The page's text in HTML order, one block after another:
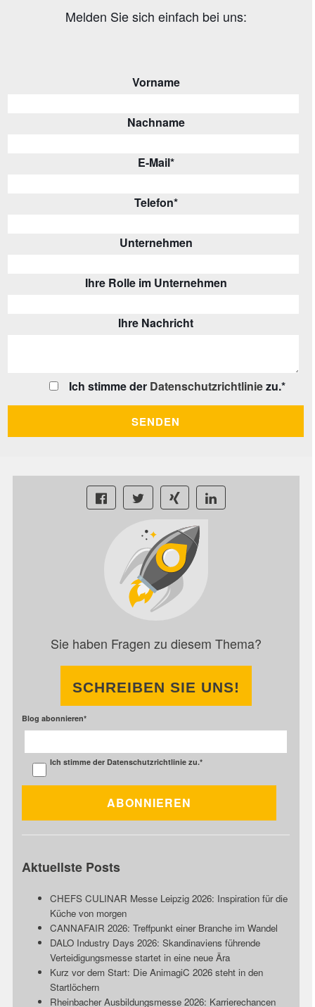
Melden Sie sich einfach bei uns:
Vorname
Nachname
E-Mail*
Telefon*
Unternehmen
Ihre Rolle im Unternehmen
Ihre Nachricht
Ich stimme der Datenschutzrichtliniezu.*
Sie haben Fragen zu diesem Thema?
SCHREIBEN SIE UNS!
Blog abonnieren*
Ich stimme der Datenschutzrichtlinie zu.*
Aktuellste Posts
CHEFS CULINAR Messe Leipzig 2026: Inspiration für die
Küche von morgen
CANNAFAIR 2026: Treffpunkt einer Branche im Wandel
DALO Industry Days 2026: Skandinaviens führende
Verteidigungsmesse startet in eine neue Ära
Kurz vor dem Start: Die AnimagiC 2026 steht in den
Startlöchern
Rheinbacher Ausbildungsmesse 2026: Karrierechancen